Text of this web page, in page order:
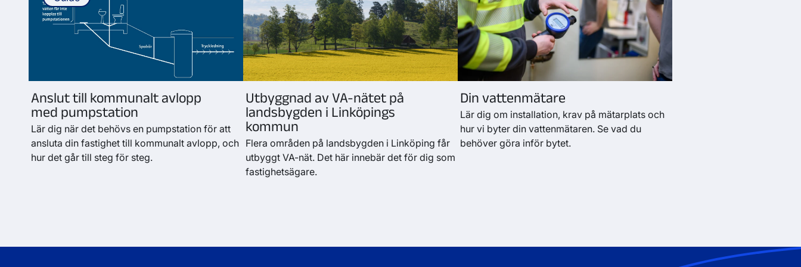
Anslut till kommunalt avlopp
med pumpstation
Lär dig när det behövs en pumpstation för att
ansluta din fastighet till kommunalt avlopp, och
hur det går till steg för steg.
Utbyggnad av VA-nätet på
landsbygden i Linköpings
kommun
Flera områden på landsbygden i Linköping får
utbyggt VA-nät. Det här innebär det för dig som
fastighetsägare.
Din vattenmätare
Lär dig om installation, krav på mätarplats och
hur vi byter din vattenmätaren. Se vad du
behöver göra inför bytet.